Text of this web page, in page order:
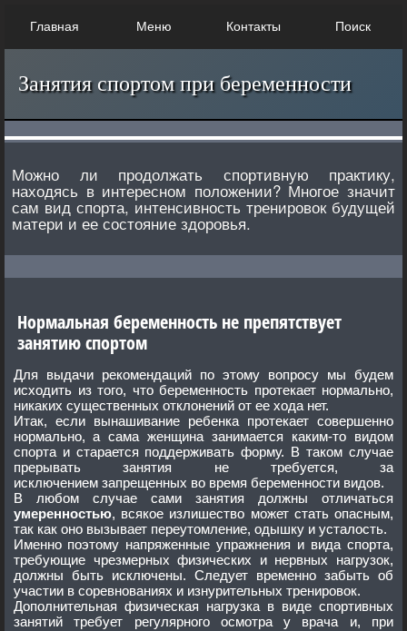
Главная Меню Контакты Поиск
Занятия спортом при беременности
Можно ли продолжать спортивную практику,
находясь в интересном положении? Многое значит
сам вид спорта, интенсивность тренировок будущей
матери и ее состояние здоровья.
Нормальная беременность не препятствует
занятию спортом
Для выдачи рекомендаций по этому вопросу мы будем
исходить из того, что беременность протекает нормально,
никаких существенных отклонений от ее хода нет.
Итак, если вынашивание ребенка протекает совершенно
нормально, а сама женщина занимается каким-то видом
спорта и старается поддерживать форму. В таком случае
прерывать занятия не требуется, за
исключением запрещенных во время беременности видов.
В любом случае сами занятия должны отличаться
умеренностью, всякое излишество может стать опасным,
так как оно вызывает переутомление, одышку и усталость.
Именно поэтому напряженные упражнения и вида спорта,
требующие чрезмерных физических и нервных нагрузок,
должны быть исключены. Следует временно забыть об
участии в соревнованиях и изнурительных тренировок.
Дополнительная физическая нагрузка в виде спортивных
занятий требует регулярного осмотра у врача и, при